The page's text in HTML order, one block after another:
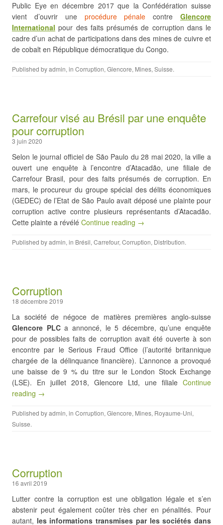
Public Eye en décembre 2017 que la Confédération suisse
vient d’ouvrir une procédure pénale contreGlencore
International pour des faits présumés de corruption dans le
cadre d’un achat de participations dans des mines de cuivre et
de cobalt en République démocratique du Congo.
Published byadmin, in Corruption, Glencore, Mines, Suisse.
Carrefour visé au Brésil par une enquête
pour corruption
3 juin 2020
Selon le journal officiel de São Paulo du 28 mai 2020, la ville a
ouvert une enquête à l’encontre d’Atacadão, une filiale de
Carrefour Brasil, pour des faits présumés de corruption. En
mars, le procureur du groupe spécial des délits économiques
(GEDEC) de l’Etat de São Paulo avait déposé une plainte pour
corruption active contre plusieurs représentants d’Atacadão.
Cette plainte a révélé Continue reading →
Published byadmin, in Brésil, Carrefour, Corruption, Distribution.
Corruption
18 décembre 2019
La société de négoce de matières premières anglo-suisse
Glencore PLCa annoncé, le 5 décembre, qu’une enquête
pour de possibles faits de corruption avait été ouverte à son
encontre par le Serious Fraud Office (l’autorité britannique
chargée de la délinquance financière). L’annonce a provoqué
une baisse de 9 % du titre sur le London Stock Exchange
(LSE). En juillet 2018, Glencore Ltd, une filiale Continue
reading →
Published byadmin, in Corruption, Glencore, Mines, Royaume-Uni,
Suisse.
Corruption
16 avril 2019
Lutter contre la corruption est une obligation légale et s’en
abstenir peut également coûter très cher en pénalités. Pour
autant, les informations transmises par les sociétés dans